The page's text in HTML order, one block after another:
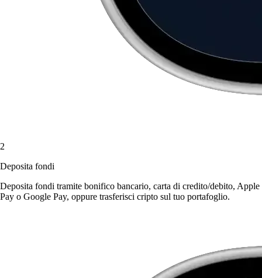
2
Deposita fondi
Deposita fondi tramite bonifico bancario, carta di credito/debito, Apple
Pay o Google Pay, oppure trasferisci cripto sul tuo portafoglio.